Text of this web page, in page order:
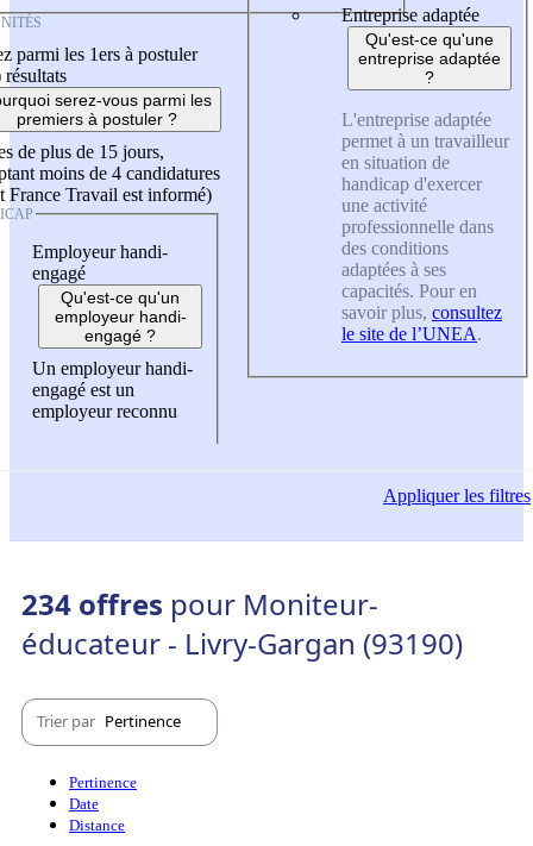
parmi les 1ers à postuler
résultats
serez-vous parmi les
premiers à postuler ?
de plus de 15 jours,
moins de 4 candidatures
France Travail est informé)
Employeur handi-
engagé
Qu'est-ce qu'un
employeur handi-
engagé ?
Un employeur handi-
engagé est un
employeur reconnu
Entreprise adaptée
Qu'est-ce qu'une
entreprise adaptée
?
L'entreprise adaptée
permet à un travailleur
en situation de
handicap d'exercer
une activité
professionnelle dans
des conditions
adaptées à ses
capacités. Pour en
savoir plus, consultez
le site de l’UNEA.
Appliquerles filtres
234 offres pour Moniteur-
éducateur - Livry-Gargan (93190)
Trier par Pertinence
Pertinence
Date
Distance